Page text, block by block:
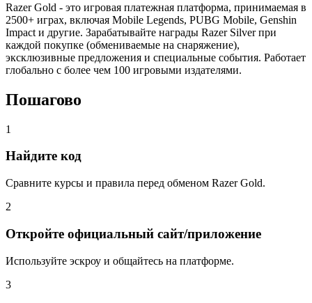
Razer Gold - это игровая платежная платформа, принимаемая в
2500+ играх, включая Mobile Legends, PUBG Mobile, Genshin
Impact и другие. Зарабатывайте награды Razer Silver при
каждой покупке (обмениваемые на снаряжение),
эксклюзивные предложения и специальные события. Работает
глобально с более чем 100 игровыми издателями.
Пошагово
1
Найдите код
Сравните курсы и правила перед обменом Razer Gold.
2
Откройте официальный сайт/приложение
Используйте эскроу и общайтесь на платформе.
3